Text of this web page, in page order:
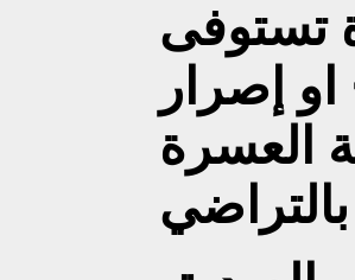
تستوفى
إصرار
العسرة